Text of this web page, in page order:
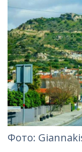
Фотo: